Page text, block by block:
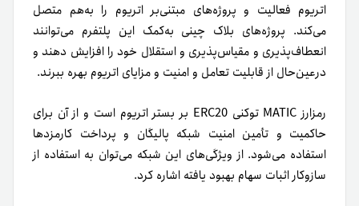
اتریوم فعالیت و پروژه‌های مبتنی‌بر اتریوم را به‌هم متصل
می‌کند. پروژه‌های بلاک چینی به‌کمک این پلتفرم می‌توانند
انعطاف‌پذیری و مقیاس‌پذیری و استقلال خود را افزایش دهند و
در‌عین‌حال از قابلیت تعامل و امنیت و مزایای اتریوم بهره ببرند.
رمزارز MATIC توکنی ERC20 بر بستر اتریوم است و از آن برای
حاکمیت و تأمین امنیت شبکه پالیگان و پرداخت کارمزدها
استفاده می‌شود. از ویژگی‌های این شبکه می‌توان به استفاده از
سازوکار اثبات سهام بهبود یافته اشاره کرد.